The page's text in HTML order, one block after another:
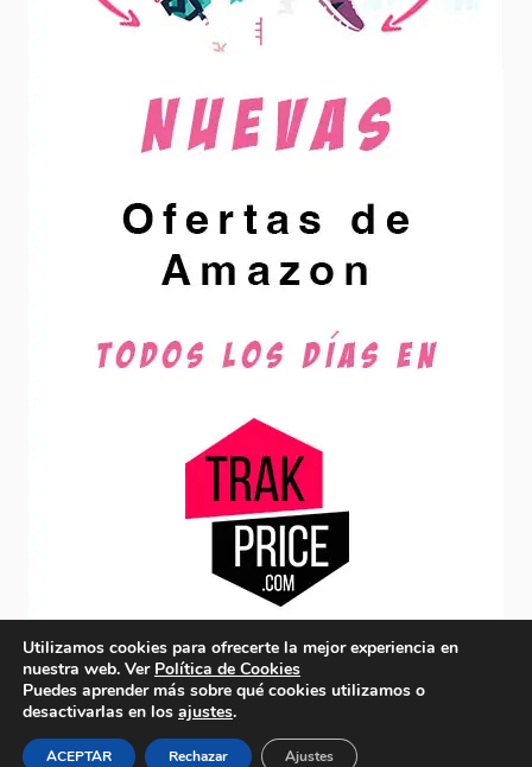
© 2026 acordesfesteros.es-
Legal-Política de cookies
Utilizamos cookies para ofrecerte la mejor experiencia en
nuestra web. Ver Política de Cookies
Puedes aprender más sobre qué cookies utilizamos o
desactivarlas en los ajustes.
ACEPTAR Rechazar Ajustes